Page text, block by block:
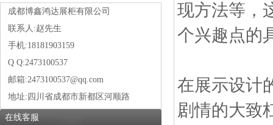
成都博鑫鸿达展柜有限公司
联系人:赵先生
手机:18181903159
Q Q:2473100537
邮箱:2473100537@qq.com
地址: 四川省成都市新都区河顺路
在线客服
现方法等，
个兴趣点的
在展示设计
剧情的大致